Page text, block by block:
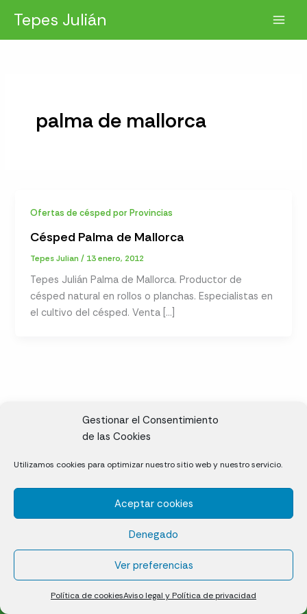
Gestionar el Consentimiento
de las Cookies
Utilizamos cookies para optimizar nuestro sitio web y nuestro servicio.
Aceptar cookies
Denegado
Ver preferencias
Política de cookiesAviso legal y Política de privacidad
contenido
Tepes Julián
palma de mallorca
Ofertas de césped por Provincias
Césped Palma de Mallorca
Tepes Julian/ 13 enero, 2012
Tepes Julián Palma de Mallorca. Productor de
césped natural en rollos o planchas. Especialistas en
el cultivo del césped. Venta […]
Cáceres
Césped natural en tepes
Política de cookies (UE)
Aviso legal y Política de privacidad
¿Quiénes somos?
Contacto